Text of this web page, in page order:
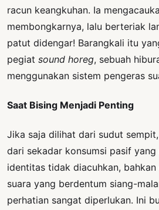
racun keangkuhan. Ia
membongkarnya, lalu berteriak
patut didengar! Barangkali itu
pegiat sound horeg, sebuah
menggunakan sistem pengeras
Saat Bising Menjadi Penting
Jika saja dilihat dari sudut sempit,
dari sekadar konsumsi pasif yang
identitas tidak diacuhkan,
suara yang berdentum siang-
perhatian sangat diperlukan. Ini